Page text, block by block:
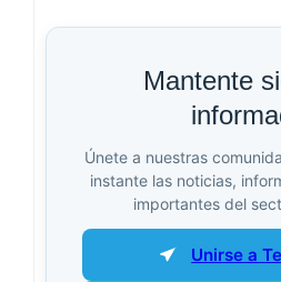
Mantente
Únete a nuestras
instante las noticias,
importantes del
Unirse a